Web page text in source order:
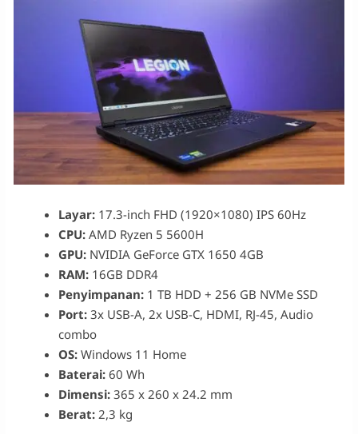
Layar: 17.3-inch FHD (1920×1080) IPS 60Hz
CPU:AMD Ryzen 5 5600H
GPU:NVIDIA GeForce GTX 1650 4GB
RAM: 16GB DDR4
Penyimpanan: 1 TB HDD + 256 GB NVMe SSD
Port: 3x USB-A, 2x USB-C, HDMI, RJ-45, Audio
combo
OS: Windows 11 Home
Baterai: 60 Wh
Dimensi: 365 x 260 x 24.2 mm
Berat: 2,3 kg